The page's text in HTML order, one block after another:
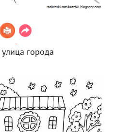
улица города